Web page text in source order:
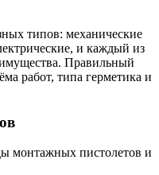
типов: механические
и каждый из
Правильный
работ, типа герметика и
монтажных пистолетов и